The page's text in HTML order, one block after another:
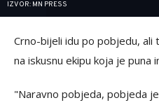
IZVOR: MN PRESS
Crno-bijeli idu po pobjedu,
na iskusnu ekipu koja je puna
"Naravno pobjeda, pobjeda